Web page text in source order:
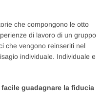
che compongono le otto
di lavoro di un gruppo
che vengono reinseriti nel
individuale. Individuale e
guadagnare la fiducia